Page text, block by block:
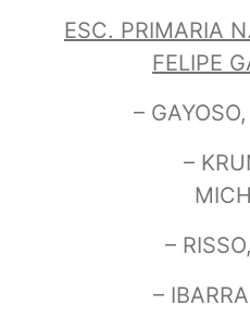
ESC. PRIMARIA
FELIPE
–
–
– RISSO,
– IBARRA,